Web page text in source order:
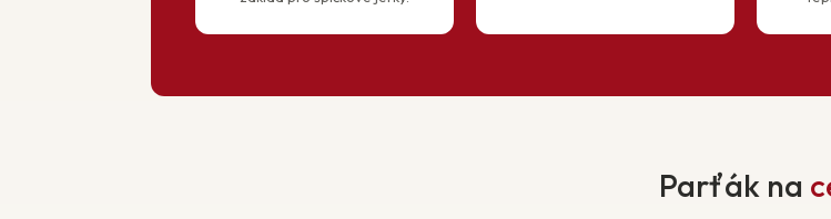
Parťák na